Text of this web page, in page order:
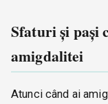
Sfaturi și pași
amigdalitei
Atunci când ai